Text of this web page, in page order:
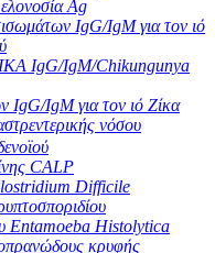
Ag
IgG/IgM για τον ιό
IgG/IgM/Chikungunya
IgG/IgM για τον ιό Ζίκα
νόσου
CALP
Difficile
Entamoeba Histolytica
κρυφής